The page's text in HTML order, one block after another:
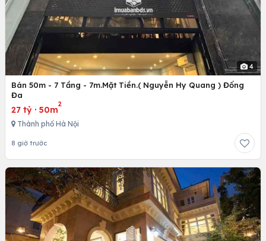
4
Bán 50m - 7 Tầng - 7m.Mặt Tiền.( Nguyễn Hy Quang ) Đống
Đa
27 tỷ · 50m
2
Thành phố Hà Nội
8 giờ trước